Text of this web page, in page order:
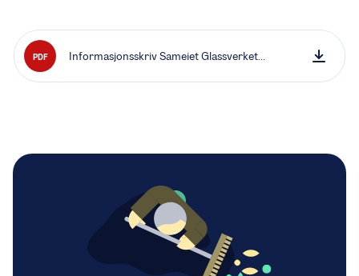
PDF
Informasjonsskriv Sameiet Glassverket